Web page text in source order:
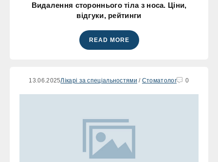
Видалення стороннього тіла з носа. Ціни,
відгуки, рейтинги
READ MORE
13.06.2025Лікарі за спеціальностями / Стоматолог 0